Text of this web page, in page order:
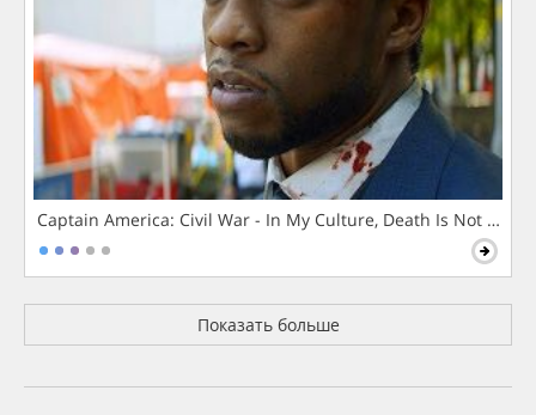
Captain America: Civil War - In My Culture, Death Is Not The
Показать больше